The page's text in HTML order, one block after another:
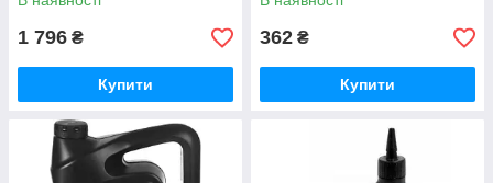
1 796 ₴
Купити
362 ₴
Купити